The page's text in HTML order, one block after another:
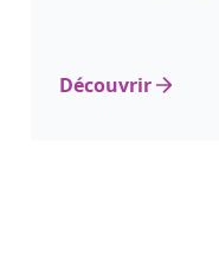
Découvrir